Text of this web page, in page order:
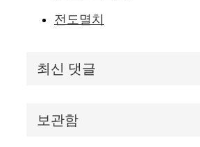
전도멸치
최신 댓글
보관함